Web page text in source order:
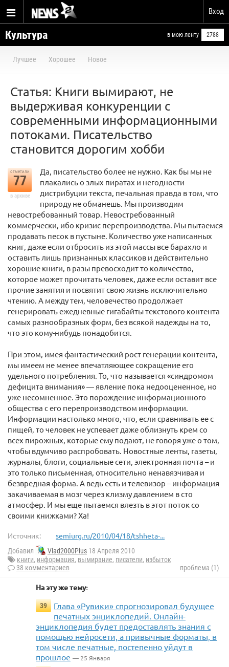
Вход
Культура в мою ленту 2788
Лучшее Хорошее Новое
Статья: Книги вымирают, не
выдерживая конкуренции с
современными информационными
потоками. Писательство
становится дорогим хобби
отметили
77
в архиве
Да, писательство более не нужно. Как бы мы не
плакались о злых пиратах и негодности
дистрибуции текста, печальная правда в том, что
природу не обманешь. Мы производим
невостребованный товар. Невостребованный
коммерчески, ибо кризис перепроизводства. Мы пытаемся
продавать песок в пустыне. Количество уже написанных
книг, даже если отбросить из этой массы все барахло и
оставить лишь признанных классиков и действительно
хорошие книги, в разы превосходит то количество,
которое может прочитать человек, даже если оставит все
прочие занятия и посвятит свою жизнь исключительно
чтению. А между тем, человечество продолжает
генерировать ежедневные гигабайты текстового контента
самых разнообразных форм, без всякой надежды на то,
что это кому-нибудь понадобится.
При этом, имея фантастический рост генерации контента,
мы имеем не менее впечатляющее сокращение его
удельного потребления. То, что называется «синдромом
дефицита внимания» — явление пока недооцененное, но
уже несомненное. Это порождение информационного
общества с его перепроизводством информации.
Информации настолько много, что, если сравнивать ее с
пищей, то человек не успевает даже облизнуть крем со
всех пирожных, которые ему подают, не говоря уже о том,
чтобы вдумчиво распробовать. Новостные ленты, газеты,
журналы, блоги, социальные сети, электронная почта – и
это только письменная, относительно ненавязчивая и
безвредная форма. А ведь есть и телевизор – информация
закачиваемая в мозг через клизму давлением в сто
атмосфер. И мы еще пытаемся влезть в этот поток со
своими книжками? Ха!
Источник: semiurg.ru/2010/04/18/tshheta-...
Добавил Vlad2000Plus 18 Апреля 2010
книги, информация, вымирание, писатели, избыток
38 комментариев
проблема (1)
На эту же тему:
39
Глава «Рувики» спрогнозировал будущее
печатных энциклопедий. Онлайн-
энциклопедия будет предоставлять знания с
помощью нейросети, а привычные форматы, в
том числе печатные, постепенно уйдут в
прошлое — 25 Января